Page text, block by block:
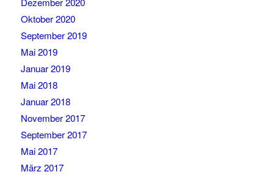
Oktober 2020
September 2019
Mai 2019
Januar 2019
Mai 2018
Januar 2018
November 2017
September 2017
Mai 2017
März 2017